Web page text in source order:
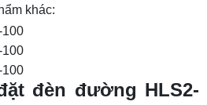
khác:
đèn đường HLS2-